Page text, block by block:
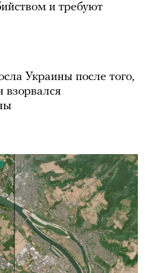
и требуют
Украины после того,
взорвался